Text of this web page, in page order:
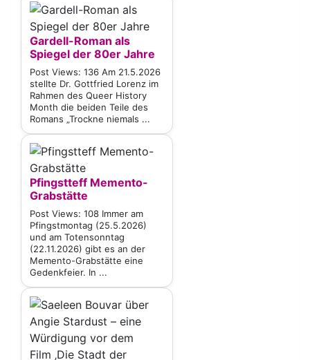
Gardell-Roman als
Spiegel der 80er Jahre
Post Views: 136 Am 21.5.2026
stellte Dr. Gottfried Lorenz im
Rahmen des Queer History
Month die beiden Teile des
Romans „Trockne niemals ...
Pfingstteff Memento-
Grabstätte
Post Views: 108 Immer am
Pfingstmontag (25.5.2026)
und am Totensonntag
(22.11.2026) gibt es an der
Memento-Grabstätte eine
Gedenkfeier. In ...